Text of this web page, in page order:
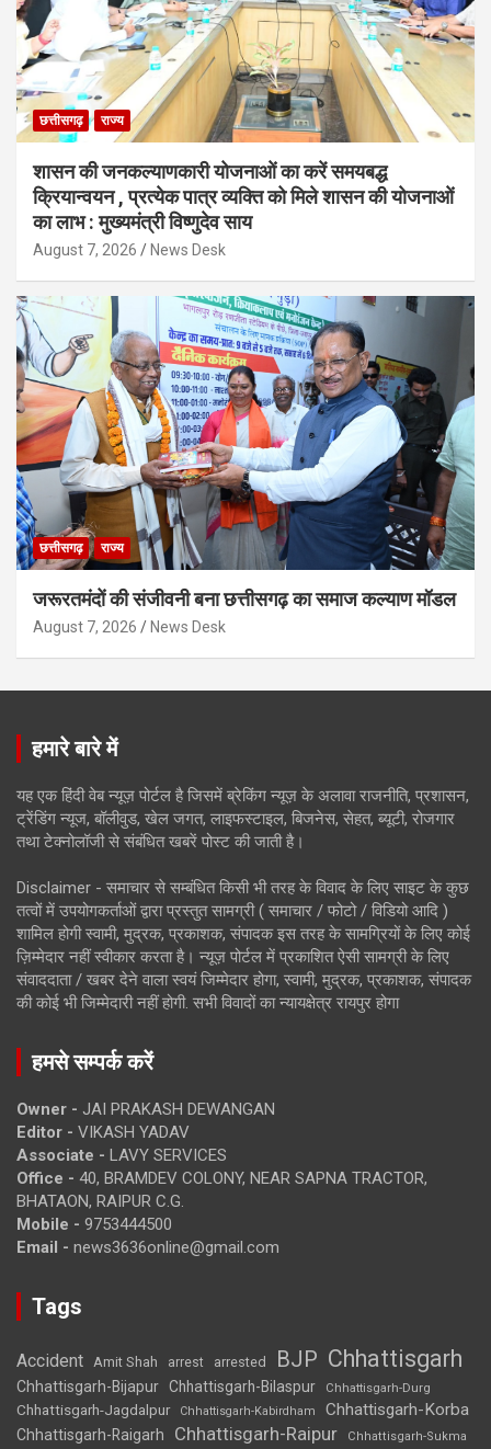
छत्तीसगढ़ राज्य
शासन की जनकल्याणकारी योजनाओं का करें समयबद्ध
क्रियान्वयन , प्रत्येक पात्र व्यक्ति को मिले शासन की योजनाओं
का लाभ : मुख्यमंत्री विष्णुदेव साय
August 7, 2026 News Desk
छत्तीसगढ़ राज्य
जरूरतमंदों की संजीवनी बना छत्तीसगढ़ का समाज कल्याण मॉडल
August 7, 2026 News Desk
हमारे बारे में
यह एक हिंदी वेब न्यूज़ पोर्टल है जिसमें ब्रेकिंग न्यूज़ के अलावा राजनीति, प्रशासन,
ट्रेंडिंग न्यूज, बॉलीवुड, खेल जगत, लाइफस्टाइल, बिजनेस, सेहत, ब्यूटी, रोजगार
तथा टेक्नोलॉजी से संबंधित खबरें पोस्ट की जाती है।
Disclaimer - समाचार से सम्बंधित किसी भी तरह के विवाद के लिए साइट के कुछ
तत्वों में उपयोगकर्ताओं द्वारा प्रस्तुत सामग्री ( समाचार / फोटो / विडियो आदि )
शामिल होगी स्वामी, मुद्रक, प्रकाशक, संपादक इस तरह के सामग्रियों के लिए कोई
ज़िम्मेदार नहीं स्वीकार करता है। न्यूज़ पोर्टल में प्रकाशित ऐसी सामग्री के लिए
संवाददाता / खबर देने वाला स्वयं जिम्मेदार होगा, स्वामी, मुद्रक, प्रकाशक, संपादक
की कोई भी जिम्मेदारी नहीं होगी. सभी विवादों का न्यायक्षेत्र रायपुर होगा
हमसे सम्पर्क करें
Owner - JAI PRAKASH DEWANGAN
Editor - VIKASH YADAV
Associate - LAVY SERVICES
Office - 40, BRAMDEV COLONY, NEAR SAPNA TRACTOR,
BHATAON, RAIPUR C.G.
Mobile - 9753444500
Email - news3636online@gmail.com
Tags
Accident Amit Shah arrest arrested BJP Chhattisgarh
Chhattisgarh-Bijapur Chhattisgarh-Bilaspur Chhattisgarh-Durg
Chhattisgarh-Jagdalpur Chhattisgarh-Kabirdham Chhattisgarh-Korba
Chhattisgarh-Raigarh Chhattisgarh-Raipur
Chhattisgarh-Sukma